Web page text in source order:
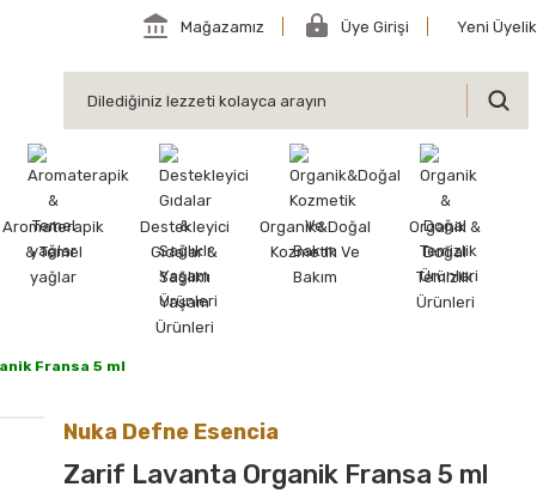
Mağazamız Üye Girişi Yeni Üyelik
Aromaterapik
& Temel
yağlar
Destekleyici
Gıdalar &
Sağlıklı
Yaşam
Ürünleri
Organik&Doğal
Kozmetik Ve
Bakım
Organik &
Doğal
Temizlik
Ürünleri
Fransa 5 ml
Nuka Defne Esencia
Zarif Lavanta Organik Fransa 5 ml